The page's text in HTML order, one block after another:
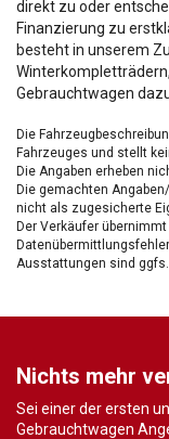
direkt zu oder
Finanzierung zu
besteht in unserem
Gebrauchtwagen
Die
Fahrzeuges und stellt
Die Angaben erheben
Die gemachten
nicht als zugesicherte
Der Verkäufer
Ausstattungen sind
Nichts mehr
Sei einer der ersten
Gebrauchtwagen